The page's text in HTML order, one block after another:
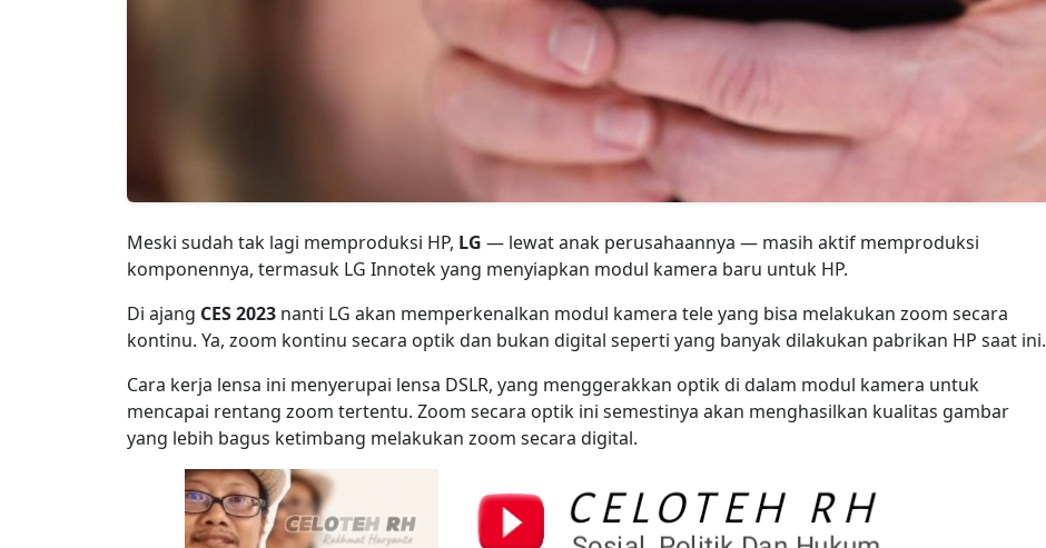
Meski sudah tak lagi memproduksi HP, LG — lewat anak perusahaannya — masih aktif memproduksi
komponennya, termasuk LG Innotek yang menyiapkan modul kamera baru untuk HP.
Di ajang CES 2023 nanti LG akan memperkenalkan modul kamera tele yang bisa melakukan zoom secara
kontinu. Ya, zoom kontinu secara optik dan bukan digital seperti yang banyak dilakukan pabrikan HP saat ini.
Cara kerja lensa ini menyerupai lensa DSLR, yang menggerakkan optik di dalam modul kamera untuk
mencapai rentang zoom tertentu. Zoom secara optik ini semestinya akan menghasilkan kualitas gambar
yang lebih bagus ketimbang melakukan zoom secara digital.